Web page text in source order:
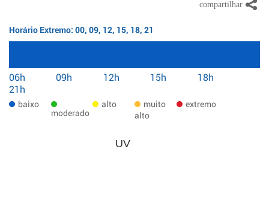
Horário Extremo: 00, 09, 12, 15, 18, 21
06h 09h 12h 15h
18h
21h
baixo
moderado
alto
muito
alto
extremo
UV